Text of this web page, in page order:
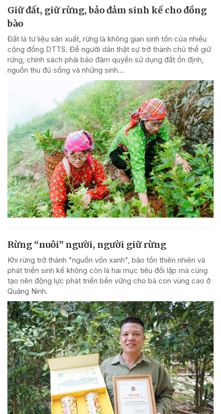
Giữ đất, giữ rừng, bảo đảm sinh kế cho đồng
bào
Đất là tư liệu sản xuất, rừng là không gian sinh tồn của nhiều
cộng đồng DTTS. Để người dân thật sự trở thành chủ thể giữ
rừng, chính sách phải bảo đảm quyền sử dụng đất ổn định,
nguồn thu đủ sống và những sinh...
Rừng “nuôi” người, người giữ rừng
Khi rừng trở thành "nguồn vốn xanh", bảo tồn thiên nhiên và
phát triển sinh kế không còn là hai mục tiêu đối lập mà cùng
tạo nên động lực phát triển bền vững cho bà con vùng cao ở
Quảng Ninh.